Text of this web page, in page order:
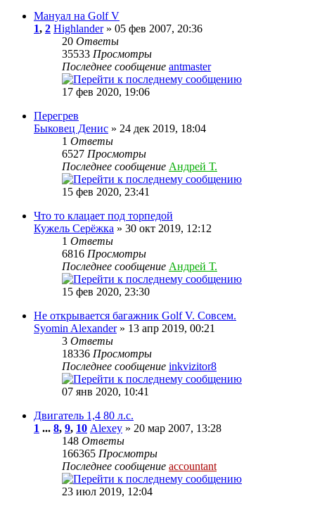
Мануал на Golf V
1, 2 Highlander» 05 фев 2007, 20:36
20 Ответы
35533 Просмотры
Последнее сообщение antmaster
17 фев 2020, 19:06
Перегрев
Быковец Денис » 24 дек 2019, 18:04
1 Ответы
6527 Просмотры
Последнее сообщение Андрей Т.
15 фев 2020, 23:41
Что то клацает под торпедой
Кужель Серёжка » 30 окт 2019, 12:12
1 Ответы
6816 Просмотры
Последнее сообщение Андрей Т.
15 фев 2020, 23:30
Не открывается багажник Golf V. Совсем.
Syomin Alexander» 13 апр 2019, 00:21
3 Ответы
18336 Просмотры
Последнее сообщение inkvizitor8
07 янв 2020, 10:41
Двигатель 1,4 80 л.с.
1 ... 8, 9, 10 Alexey » 20 мар 2007, 13:28
148 Ответы
166365 Просмотры
Последнее сообщение accountant
23 июл 2019, 12:04